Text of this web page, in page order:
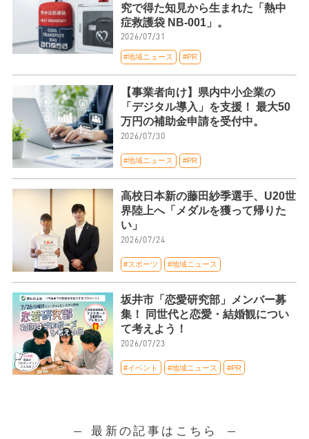
究で得た知見から生まれた「熱中
症救護袋 NB-001」。
2026/07/31
#地域ニュース #PR
【事業者向け】県内中小企業の
「デジタル導入」を支援！ 最大50
万円の補助金申請を受付中。
2026/07/30
#地域ニュース #PR
高校日本新の藤田紗季選手、U20世
界陸上へ「メダルを獲って帰りた
い」
2026/07/24
#スポーツ #地域ニュース
坂井市「恋愛研究部」メンバー募
集！ 同世代と恋愛・結婚観につい
て考えよう！
2026/07/23
#イベント #地域ニュース #PR
最新の記事はこちら